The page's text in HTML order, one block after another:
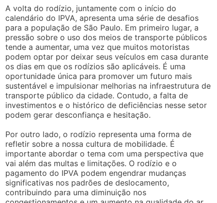
A volta do rodízio, juntamente com o início do
calendário do IPVA, apresenta uma série de desafios
para a população de São Paulo. Em primeiro lugar, a
pressão sobre o uso dos meios de transporte públicos
tende a aumentar, uma vez que muitos motoristas
podem optar por deixar seus veículos em casa durante
os dias em que os rodízios são aplicáveis. É uma
oportunidade única para promover um futuro mais
sustentável e impulsionar melhorias na infraestrutura de
transporte público da cidade. Contudo, a falta de
investimentos e o histórico de deficiências nesse setor
podem gerar desconfiança e hesitação.
Por outro lado, o rodízio representa uma forma de
refletir sobre a nossa cultura de mobilidade. É
importante abordar o tema com uma perspectiva que
vai além das multas e limitações. O rodízio e o
pagamento do IPVA podem engendrar mudanças
significativas nos padrões de deslocamento,
contribuindo para uma diminuição nos